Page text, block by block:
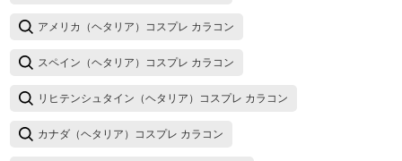
アメリカ（ヘタリア）コスプレ カラコン
スペイン（ヘタリア）コスプレ カラコン
リヒテンシュタイン（ヘタリア）コスプレ カラコン
カナダ（ヘタリア）コスプレ カラコン